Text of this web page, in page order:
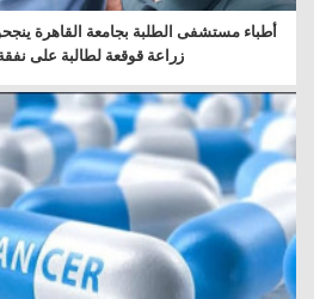
أطباء مستشفى الطلبة بجامعة القاهرة
زراعة قوقعة لطالبة على